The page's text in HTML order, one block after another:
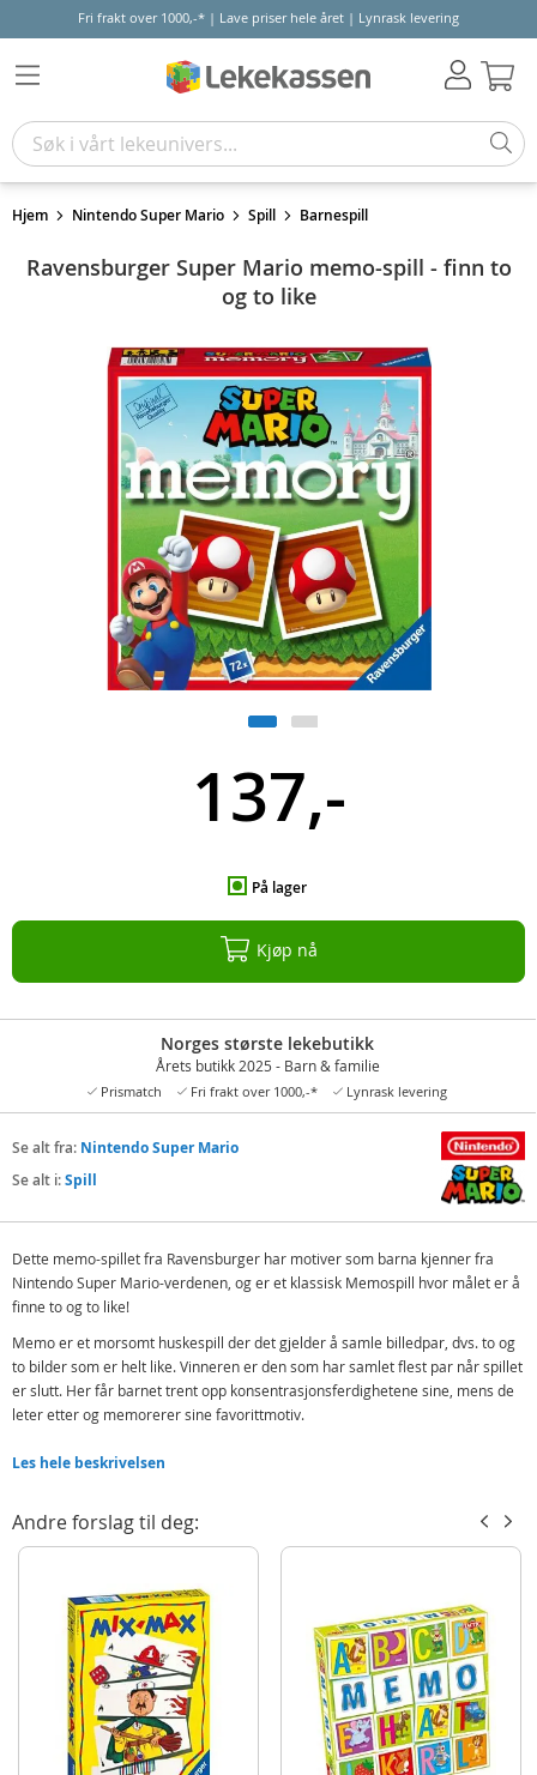
Fri frakt over 1000,-* | Lave priser hele året | Lynrask levering
Hjem Nintendo Super Mario Spill Barnespill
Ravensburger Super Mario memo-spill - finn to
og to like
137,-
På lager
Kjøp nå
Norges største lekebutikk
Årets butikk 2025 - Barn & familie
Prismatch Fri frakt over 1000,-* Lynrask levering
Se alt fra: Nintendo Super Mario
Se alt i:Spill
Dette memo-spillet fra Ravensburger har motiver som barna kjenner fra
Nintendo Super Mario-verdenen, og er et klassisk Memospill hvor målet er å
finne to og to like!
Memo er et morsomt huskespill der det gjelder å samle billedpar, dvs. to og
to bilder som er helt like. Vinneren er den som har samlet flest par når spillet
er slutt. Her får barnet trent opp konsentrasjonsferdighetene sine, mens de
leter etter og memorerer sine favorittmotiv.
Detaljer:
Mål eske: 19 x 19 x 4,8 cm (BxHxD)
Alder: fra 4 år
Produktdetaljer 208272
4005556208272
Nintendo Super Mario
Les hele beskrivelsen
Andre forslag til deg: